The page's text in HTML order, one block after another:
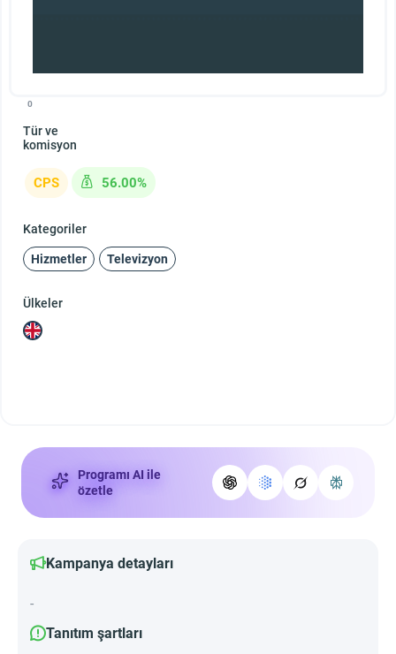
0
Tür ve
komisyon
CPS 56.00%
Kategoriler
Hizmetler Televizyon
Ülkeler
Programı AI ile
özetle
Kampanya detayları
-
Tanıtım şartları